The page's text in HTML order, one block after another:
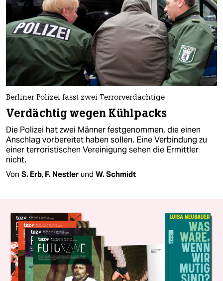
Berliner Polizei fasst zwei Terrorverdächtige
Verdächtig wegen Kühlpacks
Die Polizei hat zwei Männer festgenommen, die einen
Anschlag vorbereitet haben sollen. Eine Verbindung zu
einer terroristischen Vereinigung sehen die Ermittler
nicht.
Von S. Erb, F. Nestler und W. Schmidt